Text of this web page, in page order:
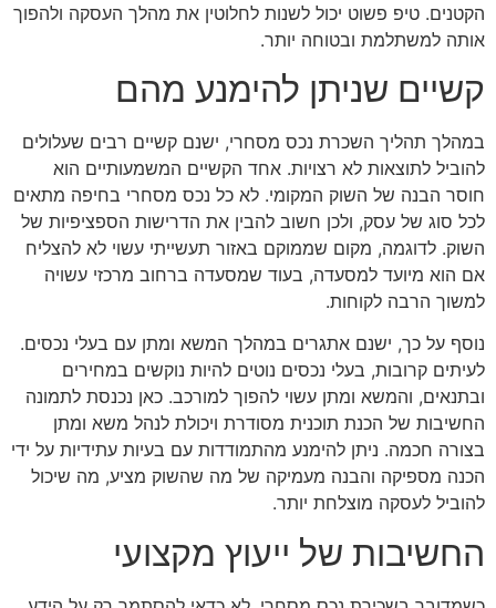
הקטנים. טיפ פשוט יכול לשנות לחלוטין את מהלך העסקה ולהפוך
אותה למשתלמת ובטוחה יותר.
קשיים שניתן להימנע מהם
במהלך תהליך השכרת נכס מסחרי, ישנם קשיים רבים שעלולים
להוביל לתוצאות לא רצויות. אחד הקשיים המשמעותיים הוא
חוסר הבנה של השוק המקומי. לא כל נכס מסחרי בחיפה מתאים
לכל סוג של עסק, ולכן חשוב להבין את הדרישות הספציפיות של
השוק. לדוגמה, מקום שממוקם באזור תעשייתי עשוי לא להצליח
אם הוא מיועד למסעדה, בעוד שמסעדה ברחוב מרכזי עשויה
למשוך הרבה לקוחות.
נוסף על כך, ישנם אתגרים במהלך המשא ומתן עם בעלי נכסים.
לעיתים קרובות, בעלי נכסים נוטים להיות נוקשים במחירים
ובתנאים, והמשא ומתן עשוי להפוך למורכב. כאן נכנסת לתמונה
החשיבות של הכנת תוכנית מסודרת ויכולת לנהל משא ומתן
בצורה חכמה. ניתן להימנע מהתמודדות עם בעיות עתידיות על ידי
הכנה מספיקה והבנה מעמיקה של מה שהשוק מציע, מה שיכול
להוביל לעסקה מוצלחת יותר.
החשיבות של ייעוץ מקצועי